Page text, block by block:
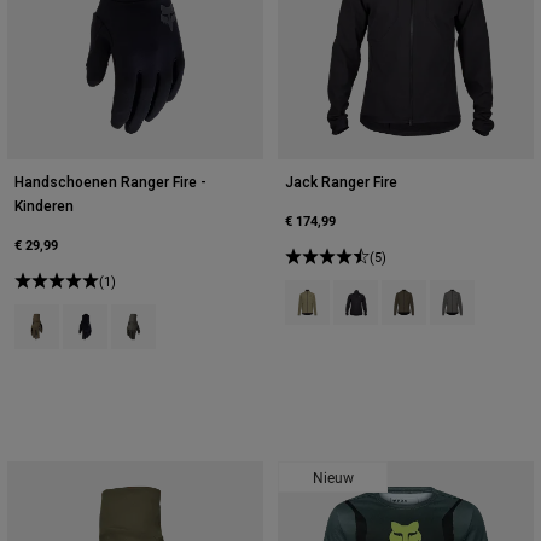
Handschoenen Ranger Fire -
Kinderen
€ 29,99
(1)
Product swatch type of As.
Product swatch type of Zwart.
Product swatch type of Militair groen.
Jack Ranger Fire
€ 174,99
(5)
Product swatch type of Adobe
Product swatch type of
Product swatch
Product
Nieuw